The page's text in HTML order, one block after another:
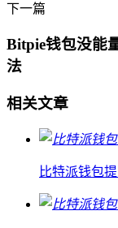
下一篇
Bitpie钱包没能
法
相关文章
比特派钱包